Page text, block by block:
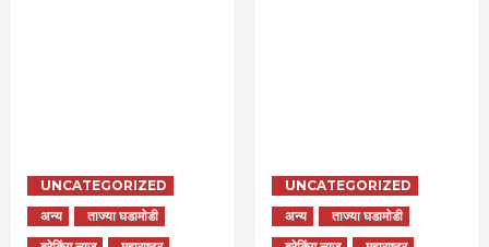
UNCATEGORIZED
अन्य
ताज्या घडामोडी
UNCATEGORIZED
अन्य
ताज्या घडामोडी